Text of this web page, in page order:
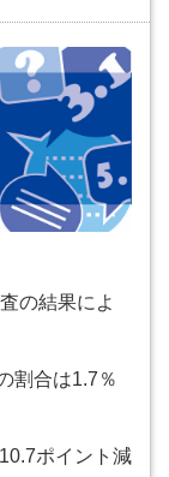
の結果によ
割合は1.7％
ポイント減